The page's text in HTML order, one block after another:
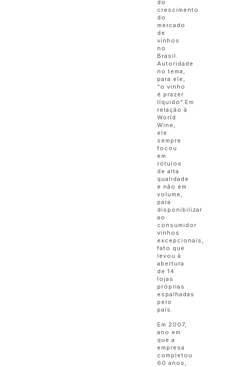
do
crescimento
do
mercado
de
vinhos
no
Brasil.
Autoridade
no tema,
para ele,
“o vinho
é prazer
líquido”.Em
relação à
World
Wine,
ele
sempre
focou
em
rótulos
de alta
qualidade
e não em
volume,
para
disponibilizar
ao
consumidor
vinhos
excepcionais,
fato que
levou à
abertura
de 14
lojas
próprias
espalhadas
pelo
país.
Em 2007,
ano em
que a
empresa
completou
60 anos,